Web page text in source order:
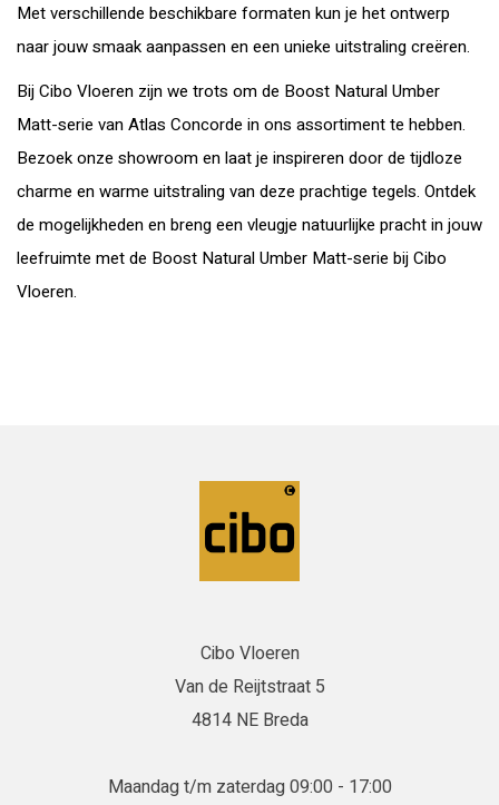
Met verschillende beschikbare formaten kun je het ontwerp
naar jouw smaak aanpassen en een unieke uitstraling creëren.
Bij Cibo Vloeren zijn we trots om de Boost Natural Umber
Matt-serie van Atlas Concorde in ons assortiment te hebben.
Bezoek onze showroom en laat je inspireren door de tijdloze
charme en warme uitstraling van deze prachtige tegels. Ontdek
de mogelijkheden en breng een vleugje natuurlijke pracht in jouw
leefruimte met de Boost Natural Umber Matt-serie bij Cibo
Vloeren.
Cibo Vloeren
Van de Reijtstraat 5
4814 NE Breda
Maandag t/m zaterdag 09:00 - 17:00